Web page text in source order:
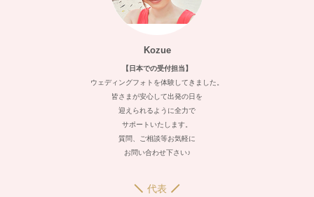
Kozue
【日本での受付担当】
ウェディングフォトを体験してきました。
皆さまが安心して出発の日を
迎えられるように全力で
サポートいたします。
質問、ご相談等お気軽に
お問い合わせ下さい♪
代表